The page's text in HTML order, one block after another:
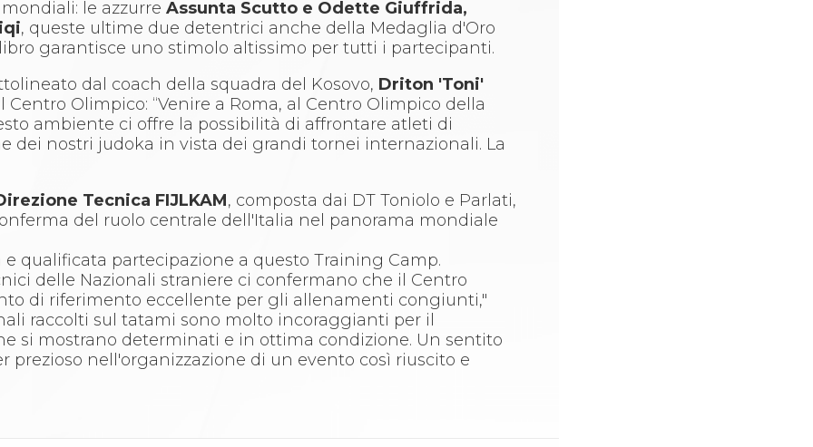
le azzurreAssunta Scutto e Odette Giuffrida,
, queste ultime due detentrici anche della Medaglia d'Oro
garantisce uno stimolo altissimo per tutti i partecipanti.
dal coach della squadra del Kosovo, Driton 'Toni'
Olimpico: “Venire a Roma, al Centro Olimpico della
ambiente ci offre la possibilità di affrontare atleti di
dei nostri judoka in vista dei grandi tornei internazionali. La
Tecnica FIJLKAM, composta dai DT Toniolo e Parlati,
del ruolo centrale dell'Italia nel panorama mondiale
qualificata partecipazione a questo Training Camp.
delle Nazionali straniere ci confermano che il Centro
di riferimento eccellente per gli allenamenti congiunti,"
raccolti sul tatami sono molto incoraggianti per il
si mostrano determinati e in ottima condizione. Un sentito
prezioso nell'organizzazione di un evento così riuscito e